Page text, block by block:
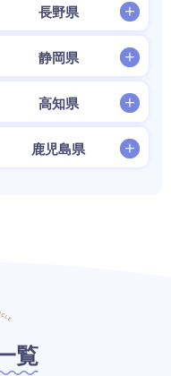
長野県
静岡県
高知県
鹿児島県
覧